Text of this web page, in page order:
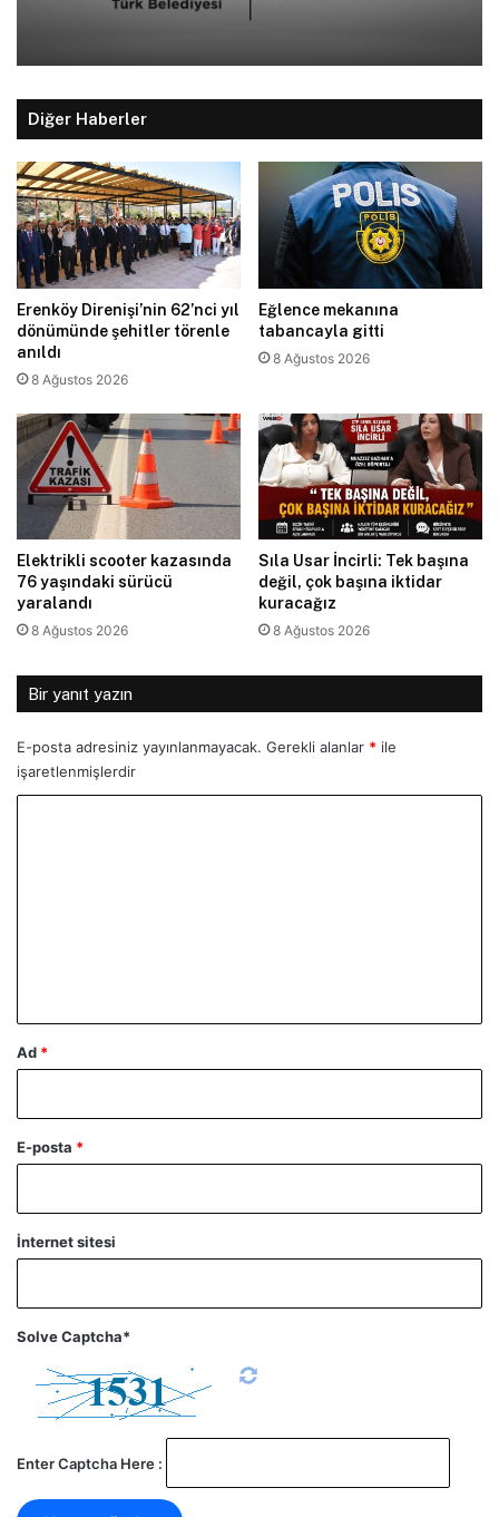
Diğer Haberler
Erenköy Direnişi’nin 62’nci yıl
dönümünde şehitler törenle
anıldı
8 Ağustos 2026
Eğlence mekanına
tabancayla gitti
8 Ağustos 2026
Elektrikli scooter kazasında
76 yaşındaki sürücü
yaralandı
8 Ağustos 2026
Sıla Usar İncirli: Tek başına
değil, çok başına iktidar
kuracağız
8 Ağustos 2026
Bir yanıt yazın
E-posta adresiniz yayınlanmayacak. Gerekli alanlar * ile
işaretlenmişlerdir
Ad *
E-posta *
İnternet sitesi
Solve Captcha*
Enter Captcha Here :